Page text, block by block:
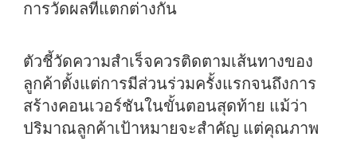
การวัดผลที่แตกต่างกัน
ตัวชี้วัดความสำเร็จควรติดตามเส้นทางของ
ลูกค้าตั้งแต่การมีส่วนร่วมครั้งแรกจนถึงการ
สร้างคอนเวอร์ชันในขั้นตอนสุดท้าย แม้ว่า
ปริมาณลูกค้าเป้าหมายจะสำคัญ แต่คุณภาพ